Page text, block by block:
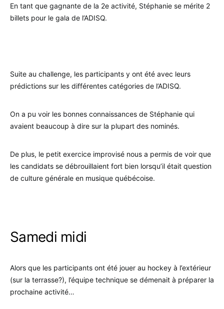
En tant que gagnante de la 2e activité, Stéphanie se mérite 2
billets pour le gala de l’ADISQ.
Suite au challenge, les participants y ont été avec leurs
prédictions sur les différentes catégories de l’ADISQ.
On a pu voir les bonnes connaissances de Stéphanie qui
avaient beaucoup à dire sur la plupart des nominés.
De plus, le petit exercice improvisé nous a permis de voir que
les candidats se débrouillaient fort bien lorsqu’il était question
de culture générale en musique québécoise.
Samedi midi
Alors que les participants ont été jouer au hockey à l’extérieur
(sur la terrasse?), l’équipe technique se démenait à préparer la
prochaine activité…